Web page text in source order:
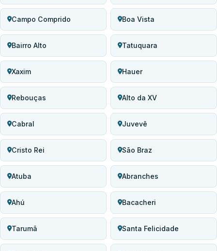
Campo Comprido Boa Vista
Bairro Alto Tatuquara
Xaxim Hauer
Rebouças Alto da XV
Cabral Juvevê
Cristo Rei São Braz
Atuba Abranches
Ahú Bacacheri
Tarumã Santa Felicidade